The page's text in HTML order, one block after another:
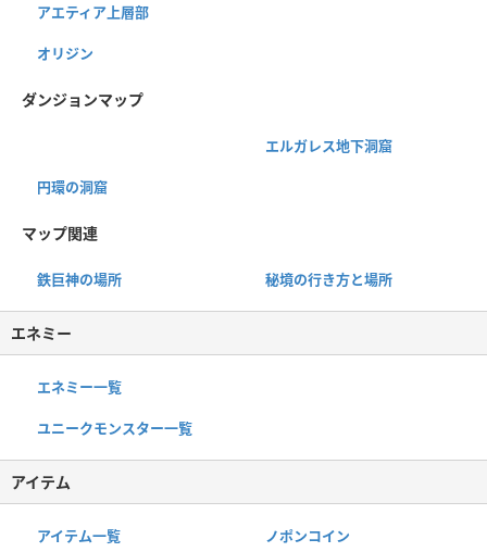
アエティア上層部
オリジン
ダンジョンマップ
エルガレス地下洞窟
円環の洞窟
マップ関連
鉄巨神の場所 秘境の行き方と場所
エネミー
エネミー一覧
ユニークモンスター一覧
アイテム
アイテム一覧 ノポンコイン